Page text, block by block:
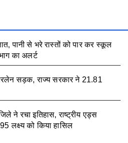
पानी से भरे रास्तों को पार कर स्कूल
का अलर्ट
सड़क, राज्य सरकार ने 21.81
ने रचा इतिहास, राष्ट्रीय एड्स
लक्ष्य को किया हासिल